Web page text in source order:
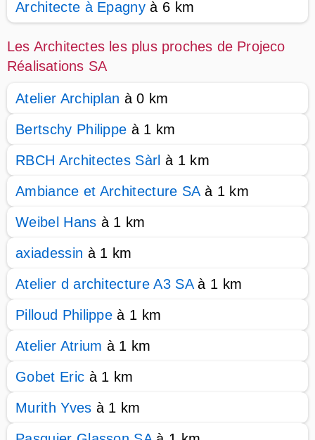
Architecte à Epagny à 6 km
Les Architectes les plus proches de Projeco
Réalisations SA
Atelier Archiplan à 0 km
Bertschy Philippe à 1 km
RBCH Architectes Sàrl à 1 km
Ambiance et Architecture SAà 1 km
Weibel Hans à 1 km
axiadessin à 1 km
Atelier d architecture A3 SAà 1 km
Pilloud Philippe à 1 km
Atelier Atrium à 1 km
Gobet Eric à 1 km
Murith Yves à 1 km